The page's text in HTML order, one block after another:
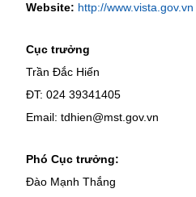
Website: http://www.vista.gov.vn
Cục trưởng
Trần Đắc Hiến
ĐT: 024 39341405
Email: tdhien@mst.gov.vn
Phó Cục trưởng:
Đào Mạnh Thắng